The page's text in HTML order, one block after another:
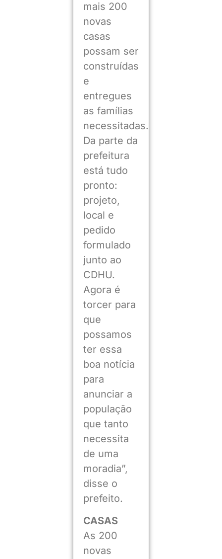
mais 200
novas
casas
possam ser
construídas
e
entregues
as famílias
necessitadas.
Da parte da
prefeitura
está tudo
pronto:
projeto,
local e
pedido
formulado
junto ao
CDHU.
Agora é
torcer para
que
possamos
ter essa
boa notícia
para
anunciar a
população
que tanto
necessita
de uma
moradia”,
disse o
prefeito.
CASAS
As 200
novas